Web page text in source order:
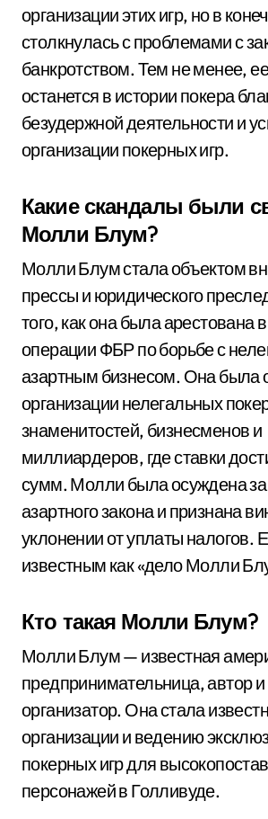
организации этих игр, но в
столкнулась с проблемами с
банкротством. Тем не менее,
останется в истории покера
безудержной деятельности и
организации покерных игр.
Какие скандалы были
Молли Блум?
Молли Блум стала объектом
прессы и юридического
того, как она была арестована
операции ФБР по борьбе с
азартным бизнесом. Она была
организации нелегальных
знаменитостей, бизнесменов и
миллиардеров, где ставки
сумм. Молли была осуждена
азартного закона и признана
уклонении от уплаты налогов.
известным как «дело Молли
Кто такая Молли Блум?
Молли Блум — известная
предпринимательница, автор
организатор. Она стала
организации и ведению
покерных игр для
персонажей в Голливуде.